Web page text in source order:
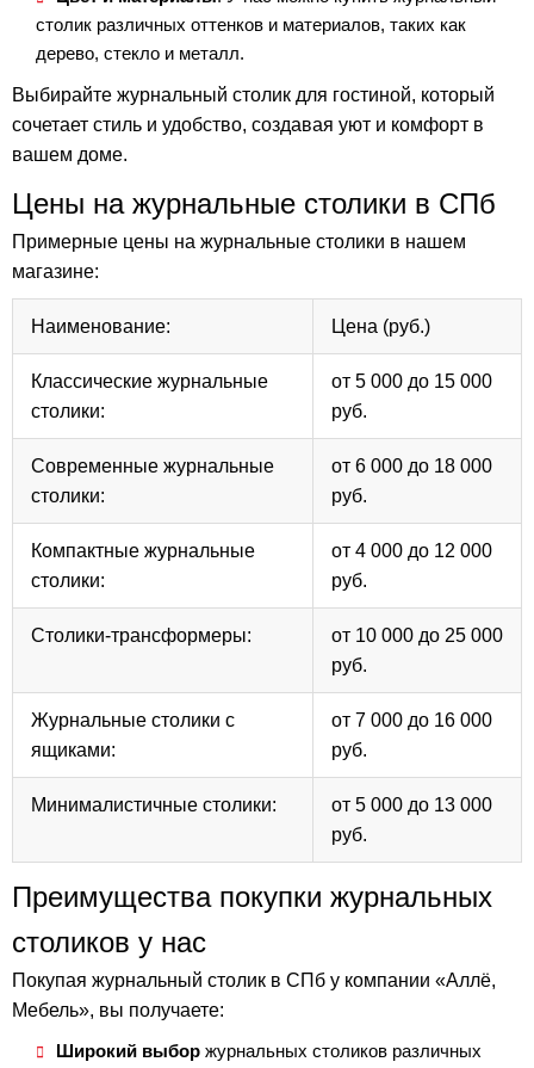
столик различных оттенков и материалов, таких как
дерево, стекло и металл.
Выбирайте журнальный столик для гостиной, который
сочетает стиль и удобство, создавая уют и комфорт в
вашем доме.
Цены на журнальные столики в СПб
Примерные цены на журнальные столики в нашем
магазине:
Наименование: Цена (руб.)
Классические журнальные
столики:
от 5 000 до 15 000
руб.
Современные журнальные
столики:
от 6 000 до 18 000
руб.
Компактные журнальные
столики:
от 4 000 до 12 000
руб.
Столики-трансформеры:
от 10 000 до 25 000
руб.
Журнальные столики с
ящиками:
от 7 000 до 16 000
руб.
Минималистичные столики:
от 5 000 до 13 000
руб.
Преимущества покупки журнальных
столиков у нас
Покупая журнальный столик в СПб у компании «Аллё,
Мебель», вы получаете:
Широкий выбор журнальных столиков различных